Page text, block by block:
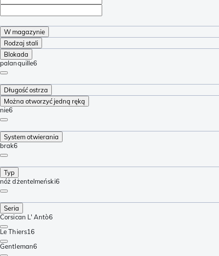
W magazynie
Rodzaj stali
Blokada
palanquille6
Długość ostrza
Można otworzyć jedną ręką
nie6
System otwierania
brak6
Typ
nóż dżentelmeński6
Seria
Corsican L' Antò6
Le Thiers16
Gentleman6